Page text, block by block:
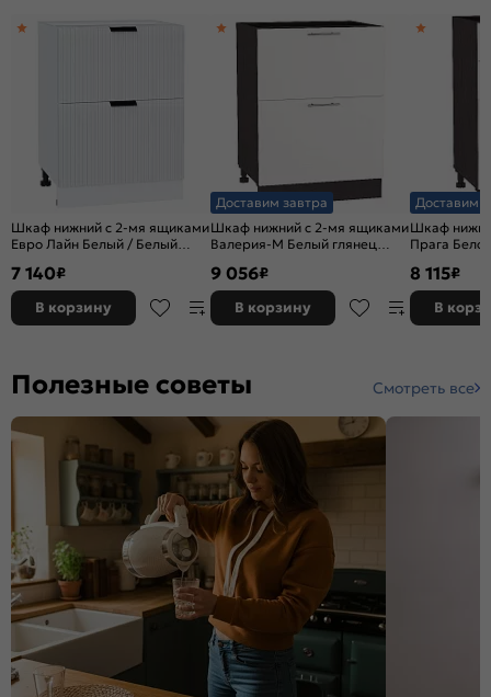
Шкаф нижний с 2-мя ящиками
Евро Лайн Белый / Белый
7 140₽
В корзину
Доставим завтра
Шкаф нижний с 2-мя ящиками
Валерия-М Белый глянец
9 056₽
В корзину
Доставим
Шкаф
Прага
8 115₽
В
Полезные советы Смотреть все